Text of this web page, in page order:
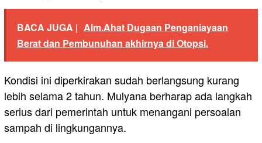
BACA JUGA | Alm.Ahat Dugaan Penganiayaan
Berat dan Pembunuhan akhirnya di Otopsi.
Kondisi ini diperkirakan sudah berlangsung kurang
lebih selama 2 tahun. Mulyana berharap ada langkah
serius dari pemerintah untuk menangani persoalan
sampah di lingkungannya.